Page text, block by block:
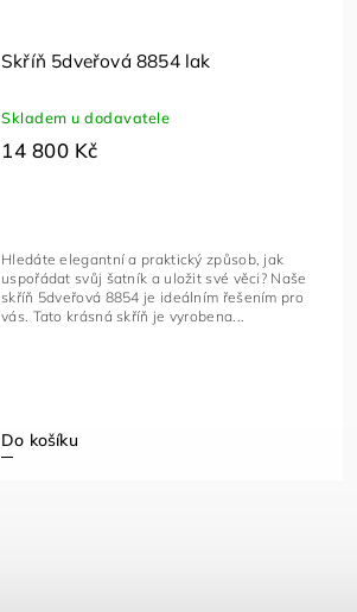
Skříň 5dveřová 8854 lak
Skladem u dodavatele
14 800 Kč
Do košíku
Hledáte elegantní a praktický způsob, jak
uspořádat svůj šatník a uložit své věci? Naše
skříň 5dveřová 8854 je ideálním řešením pro
vás. Tato krásná skříň je vyrobena...